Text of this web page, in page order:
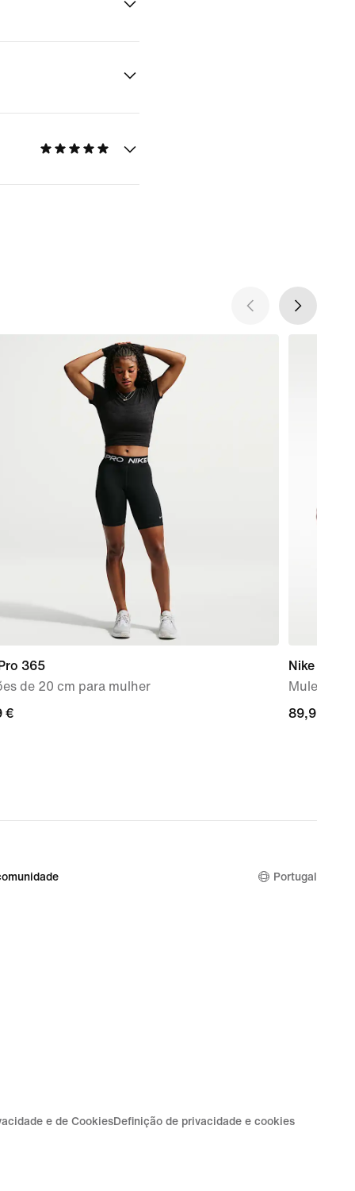
365
de 20 cm para mulher
€
Nike Mind
Mules
89,99
89,99 €
Portugal
e de CookiesDefinição de privacidade e cookies